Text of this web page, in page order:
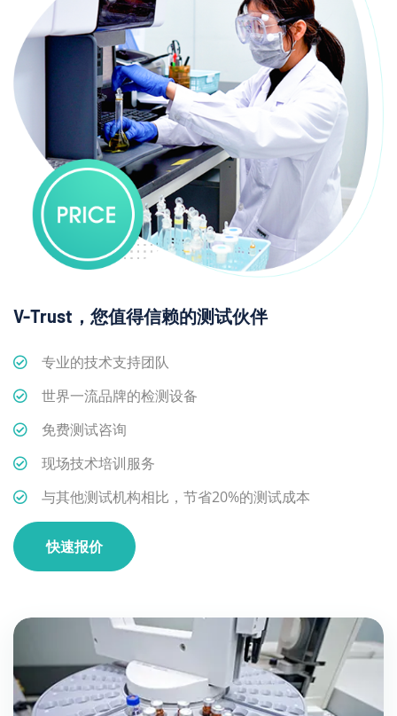
V-Trust，您值得信赖的测试伙伴
专业的技术支持团队
世界一流品牌的检测设备
免费测试咨询
现场技术培训服务
与其他测试机构相比，节省20%的测试成本
快速报价